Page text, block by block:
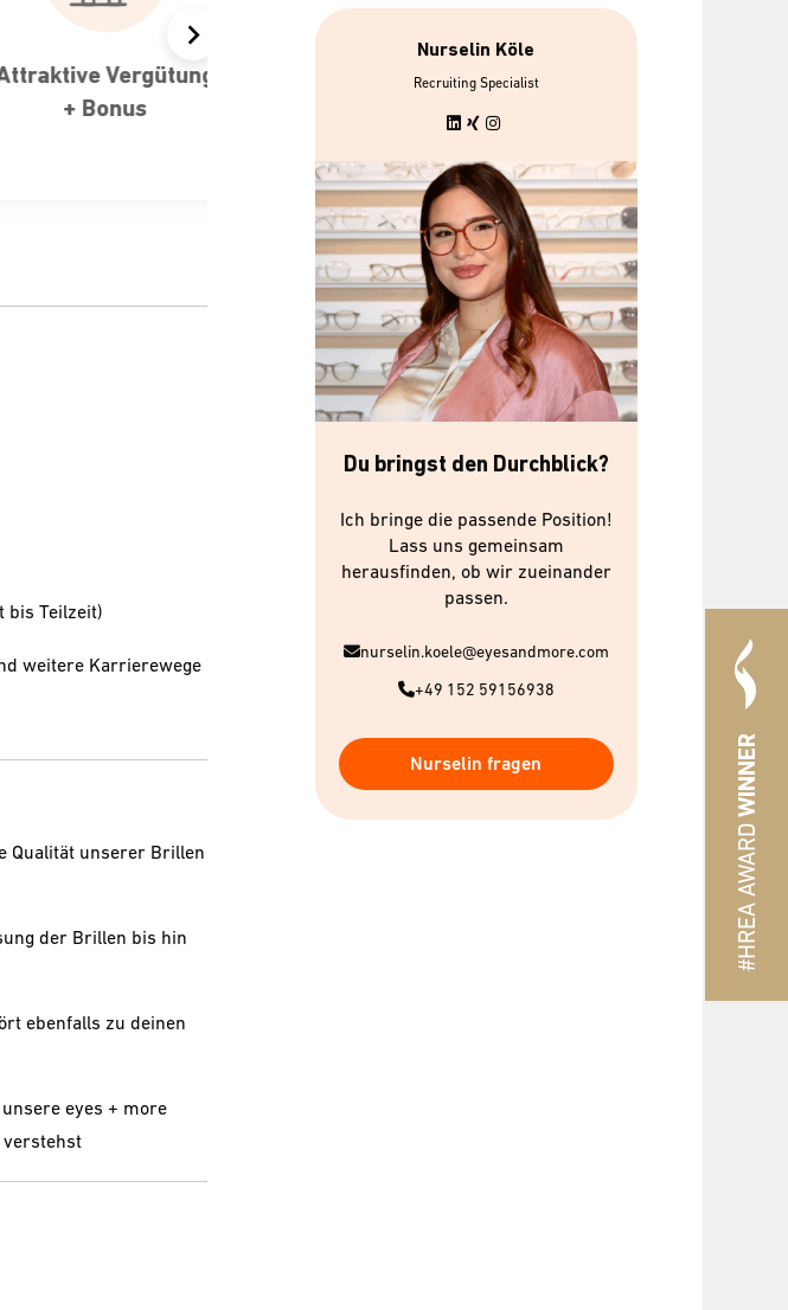
#HREA AWARD
WINNER
30 Tage Urlaub &
flexible
bis zu 7 gratis
Mitarbeiterbrillen
bis Teilzeit)
weitere Karrierewege
Qualität unserer Brillen
der Brillen bis hin
ebenfalls zu deinen
eyes + more
verstehst
Nurselin Köle
Recruiting Specialist
Du bringst den Durchblick?
Ich bringe die passende Position!
Lass uns gemeinsam
herausfinden, ob wir zueinander
passen.
nurselin.koele@eyesandmore.com
+49 152 59156938
Nurselin fragen